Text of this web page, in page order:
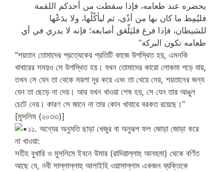
يحضره عند طعامه، فإذا سقطت من أحدكم اللقمة
فليُمِط ما كان بها من أذًى، ثم ليأكُلْها، ولا يدَعْها
للشيطان، فإذا فرغ فليَلْعَق أصابعه؛ فإنه لا يدري في أي
طعامه تكون البركة”
“শয়তান তোমাদের প্রত্যেকের প্রতিটি কাজে উপস্থিত হয়, এমনকি
খাবারের সময়ও সে উপস্থিত হয়। যখন তোমাদের কারো লোকমা পড়ে যায়,
তখন সে যেন তা থেকে ময়লা দূর করে এবং তা খেয়ে নেয়, শয়তানের জন্য
যেন তা ছেড়ে না দেয়। আর যখন খাওয়া শেষ হয়, সে যেন তার আঙুল
চেটে নেয়। কারণ সে জানে না তার কোন খাবারে বরকত রয়েছে।”
[মুসলিম (২০৩৩)]
১১. অন্যের অনুমতি ছাড়া খেজুর বা অনুরূপ ফল জোড়া জোড়া করে
না খাওয়া:
সহীহ বুখারি ও মুসলিমে ইবনে উমার (রাদিয়াল্লাহু আনহুমা) থেকে বর্ণিত
আছে যে, নবী সাল্লাল্লাহু আলাইহি ওয়াসাল্লাম একজন ব্যক্তিকে